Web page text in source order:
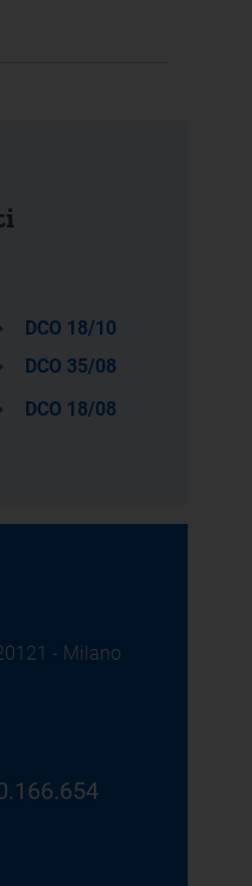
DCO 18/10
DCO 35/08
DCO 18/08
- Milano